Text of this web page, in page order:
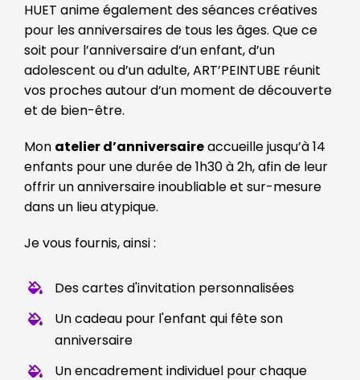
HUET anime également des séances créatives
pour les anniversaires de tous les âges. Que ce
soit pour l’anniversaire d’un enfant, d’un
adolescent ou d’un adulte, ART’PEINTUBE réunit
vos proches autour d’un moment de découverte
et de bien-être.
Mon atelier d’anniversaireaccueille jusqu’à 14
enfants pour une durée de 1h30 à 2h, afin de leur
offrir un anniversaire inoubliable et sur-mesure
dans un lieu atypique.
Je vous fournis, ainsi :
Des cartes d'invitation personnalisées
Un cadeau pour l'enfant qui fête son
anniversaire
Un encadrement individuel pour chaque